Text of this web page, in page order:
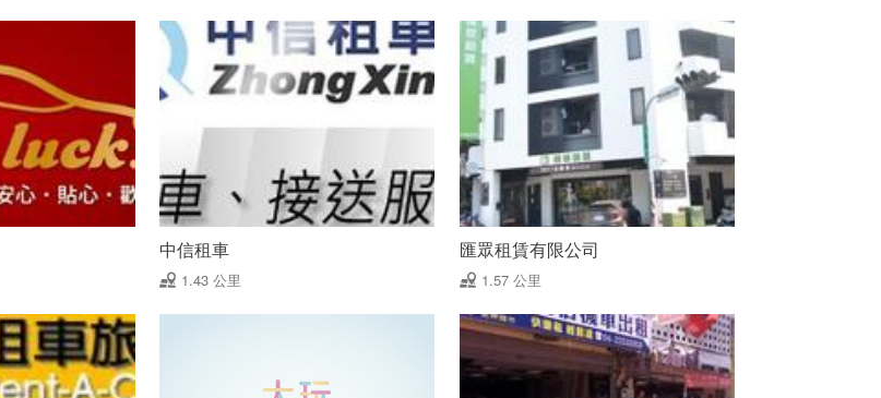
中信租車
1.43 公里
匯眾租賃有限公司
1.57 公里